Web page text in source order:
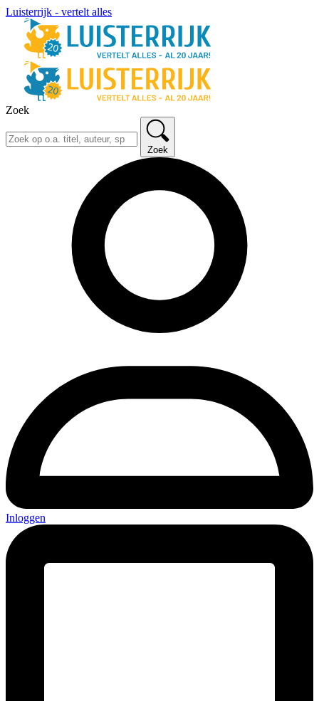
Luisterrijk - vertelt alles
Zoek
Zoek
Inloggen